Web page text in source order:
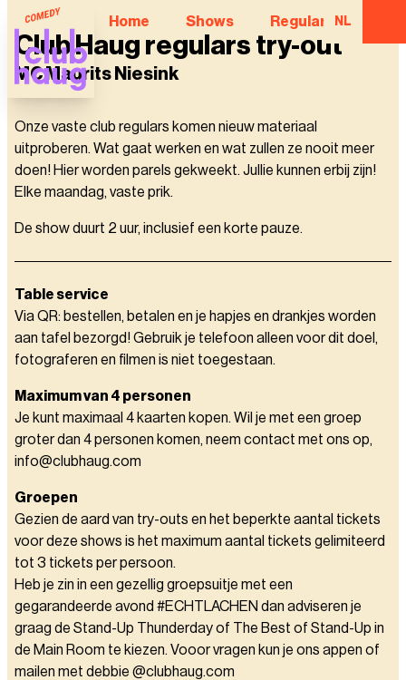
Home Shows Regular NL
Club Haug regulars try-out
MC Maurits Niesink
Onze vaste club regulars komen nieuw materiaal
uitproberen. Wat gaat werken en wat zullen ze nooit meer
doen! Hier worden parels gekweekt. Jullie kunnen erbij zijn!
Elke maandag, vaste prik.
De show duurt 2 uur, inclusief een korte pauze.
Table service
Via QR: bestellen, betalen en je hapjes en drankjes worden
aan tafel bezorgd! Gebruik je telefoon alleen voor dit doel,
fotograferen en filmen is niet toegestaan.
Maximum van 4 personen
Je kunt maximaal 4 kaarten kopen. Wil je met een groep
groter dan 4 personen komen, neem contact met ons op,
info@clubhaug.com
Groepen
Gezien de aard van try-outs en het beperkte aantal tickets
voor deze shows is het maximum aantal tickets gelimiteerd
tot 3 tickets per persoon.
Heb je zin in een gezellig groepsuitje met een
gegarandeerde avond #ECHTLACHEN dan adviseren je
graag de Stand-Up Thunderday of The Best of Stand-Up in
de Main Room te kiezen. Vooor vragen kun je ons appen of
mailen met debbie @clubhaug.com